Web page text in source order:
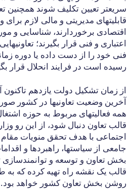
سریعتر تعیین تکلیف شوند همچنین
قابلیتهای مدیریتی و مالی لازم برای
اقتصادی برخوردارند، شناسایی و
اعتباری و فنی قرار بگیرند؛
فنی خود را از دست داده یا دوره
رسیده است در فرایند انحلال قرار
از زمان تشکیل دولت یازدهم
آخرین وضعیت تعاونیها در کشور
همه فعالیتهای مربوط به حوزه
قالب تعاون دنبال شود، از این رو
اجتماعی با هدف تحقق منویات
جامعی از سیاستها، راهبردها و
بخش تعاون و توسعه و توانمندسازی
قالب یک نقشه راه تهیه کرده که به
روشن بخش تعاون کشور خواهد بود.